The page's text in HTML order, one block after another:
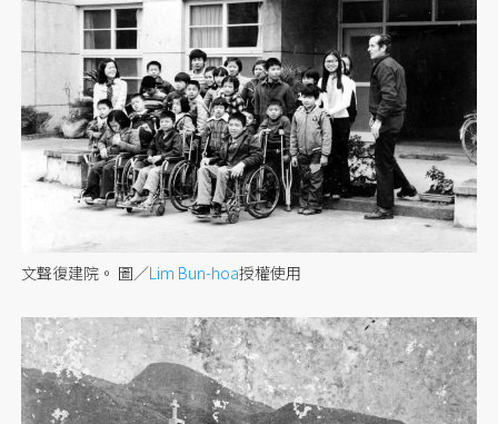
文聲復建院。 圖／Lim Bun-hoa授權使用